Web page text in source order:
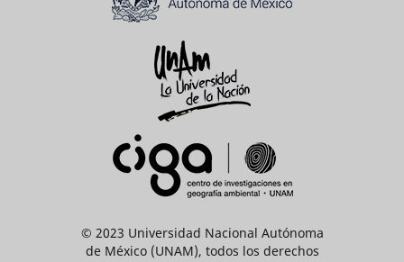
© 2023 Universidad Nacional Autónoma
de México (UNAM), todos los derechos